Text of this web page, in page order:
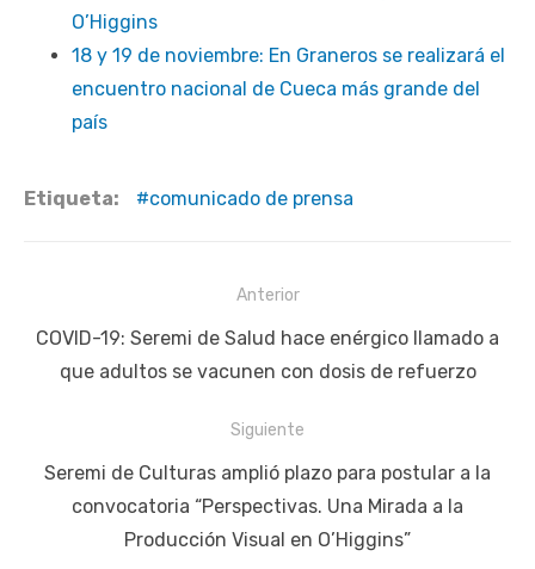
O’Higgins
18 y 19 de noviembre: En Graneros se realizará el
encuentro nacional de Cueca más grande del
país
Etiqueta: comunicado de prensa
de
entradas
Anterior
Publicación
anterior:
COVID-19: Seremi de Salud hace enérgico llamado a
que adultos se vacunen con dosis de refuerzo
Siguiente
Siguiente
publicación:
Seremi de Culturas amplió plazo para postular a la
convocatoria “Perspectivas. Una Mirada a la
Producción Visual en O’Higgins”